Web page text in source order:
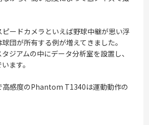
ードカメラといえば野球中継が思い浮
団が所有する例が増えてきました。
ジアムの中にデータ分析室を設置し、
ます。
高感度のPhantom T1340は運動動作の